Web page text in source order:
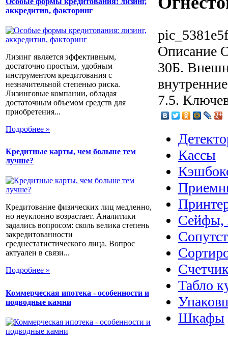
аккредитив, факторинг
Лизинг является эффективным,
достаточно простым, удобным
инструментом кредитования с
незначительной степенью риска.
Лизинговые компании, обладая
достаточным объемом средств для
приобретения...
Подробнее »
Кредитные карты, чем больше тем
лучше?
Кредитование физических лиц медленно,
но неуклонно возрастает. Аналитики
задались вопросом: сколь велика степень
закредитованности
среднестатистического лица. Вопрос
актуален в связи...
Подробнее »
Коммерческая ипотека - особенности и
подводные камни
Описание
30Б.
7.5.
Кассы
Сейфы,
Табло
Шкафы